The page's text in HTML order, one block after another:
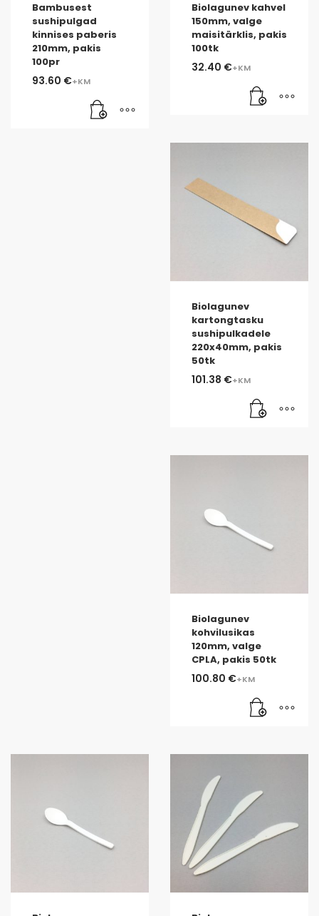
Bambusest
sushipulgad
kinnises paberis
210mm, pakis
100pr
93.60 €
Biolagunev kahvel
150mm, valge
maisitärklis, pakis
100tk
32.40 €
Biolagunev
kartongtasku
sushipulkadele
220x40mm, pakis
50tk
101.38 €
Biolagunev
kohvilusikas
120mm, valge
CPLA, pakis 50tk
100.80 €